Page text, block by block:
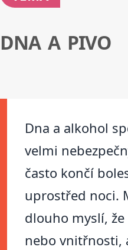
DNA A PIVO
Dna a alkohol
velmi
často končí
uprostřed noci.
dlouho myslí,
nebo vnitřnosti,